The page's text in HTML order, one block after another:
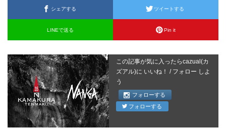
シェアする ツイートする
LINEで送る Pin it
この記事が気に入ったらcazual(カ
ズアル)に いいね！ / フォロー しよ
う
フォローする
フォローする